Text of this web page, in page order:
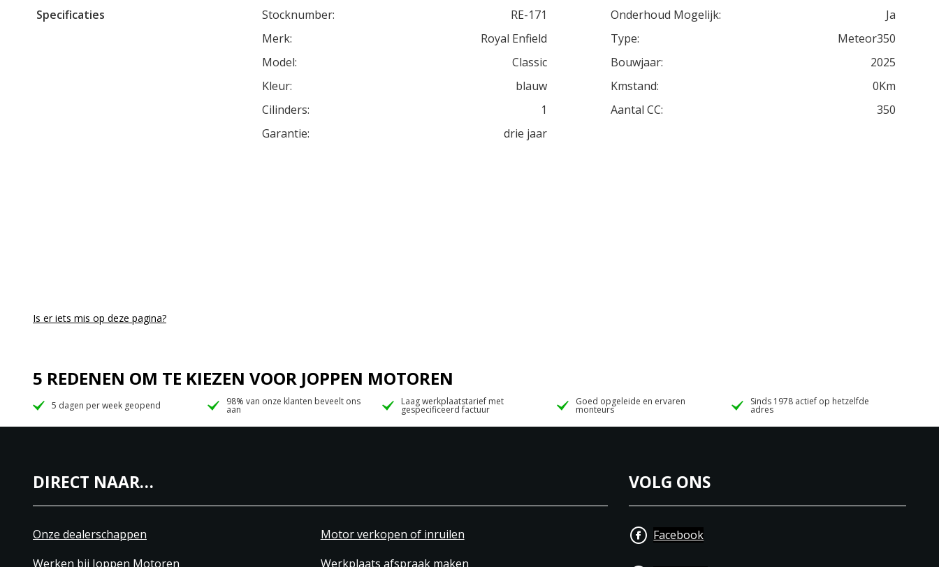
Specificaties Stocknumber: RE-171 Onderhoud Mogelijk:
Ja
Merk:
Royal Enfield Type:
Meteor350
Model:
Classic Bouwjaar:
2025
Kleur:
blauw Kmstand:
0Km
Cilinders:
1 Aantal CC:
350
Garantie:
drie jaar
Is er iets mis op deze pagina?
5 REDENEN OM TE KIEZEN VOOR JOPPEN MOTOREN
5 dagen per week geopend 98% van onze klanten beveelt ons
aan
Laag werkplaatstarief met
gespecificeerd factuur
Goed opgeleide en ervaren
monteurs
Sinds 1978 actief op hetzelfde
adres
DIRECT NAAR…
Onze dealerschappen
Motor verkopen of inruilen
Werken bij Joppen Motoren
Werkplaats afspraak maken
VOLG ONS
Facebook